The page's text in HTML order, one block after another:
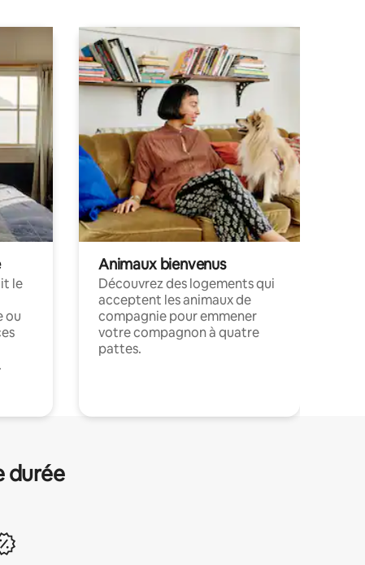
le
ou
Animaux bienvenus
Découvrez des logements qui
acceptent les animaux de
compagnie pour emmener
votre compagnon à quatre
pattes.
durée